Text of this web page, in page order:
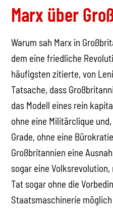
Marx über
Warum sah Marx in
dem eine friedliche
häufigsten zitierte, von
Tatsache, dass
das Modell eines rein
ohne eine Militärclique
Grade, ohne eine
Großbritannien eine
sogar eine
Tat sogar ohne die
Staatsmaschinerie möglich